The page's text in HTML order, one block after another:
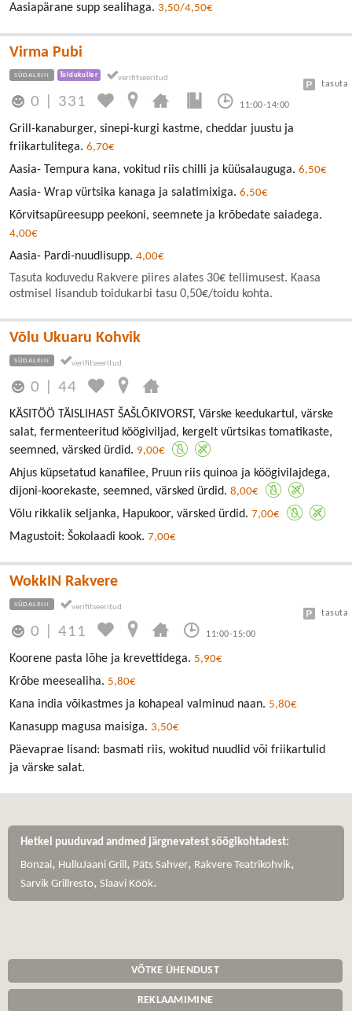
Aasiapärane supp sealihaga. 3,50/4,50€
Virma Pubi
SÜDALINN Toidukuller
0 331 11:00-14:00
tasuta
Grill-kanaburger, sinepi-kurgi kastme, cheddar juustu ja
friikartulitega. 6,70€
Aasia- Tempura kana, vokitud riis chilli ja küüsalauguga. 6,50€
Aasia- Wrap vürtsika kanaga ja salatimixiga. 6,50€
Kõrvitsapüreesupp peekoni, seemnete ja krõbedate saiadega.
4,00€
Aasia- Pardi-nuudlisupp. 4,00€
Tasuta koduvedu Rakvere piires alates 30€ tellimusest. Kaasa
ostmisel lisandub toidukarbi tasu 0,50€/toidu kohta.
Võlu Ukuaru Kohvik
SÜDALINN
0 |44
KÄSITÖÖ TÄISLIHAST ŠAŠLÕKIVORST, Värske keedukartul, värske
salat, fermenteeritud köögiviljad, kergelt vürtsikas tomatikaste,
seemned, värsked ürdid. 9,00€
Ahjus küpsetatud kanafilee, Pruun riis quinoa ja köögivilajdega,
dijoni-koorekaste, seemned, värsked ürdid. 8,00€
Võlu rikkalik seljanka, Hapukoor, värsked ürdid. 7,00€
Magustoit: Šokolaadi kook. 7,00€
WokkIN Rakvere
SÜDALINN
0 |411 11:00-15:00
tasuta
Koorene pasta lõhe ja krevettidega. 5,90€
Krõbe meesealiha. 5,80€
Kana india võikastmes ja kohapeal valminud naan. 5,80€
Kanasupp magusa maisiga. 3,50€
Päevaprae lisand: basmati riis, wokitud nuudlid või friikartulid
ja värske salat.
Hetkel puuduvad andmed järgnevatest söögikohtadest:
Bonzai, HulluJaani Grill , Päts Sahver, Rakvere Teatrikohvik,
Sarvik Grillresto, Slaavi Köök.
VÕTKE ÜHENDUST
REKLAAMIMINE